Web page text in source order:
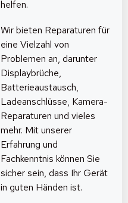
helfen.
Wir bieten Reparaturen für
eine Vielzahl von
Problemen an, darunter
Displaybrüche,
Batterieaustausch,
Ladeanschlüsse, Kamera-
Reparaturen und vieles
mehr. Mit unserer
Erfahrung und
Fachkenntnis können Sie
sicher sein, dass Ihr Gerät
in guten Händen ist.